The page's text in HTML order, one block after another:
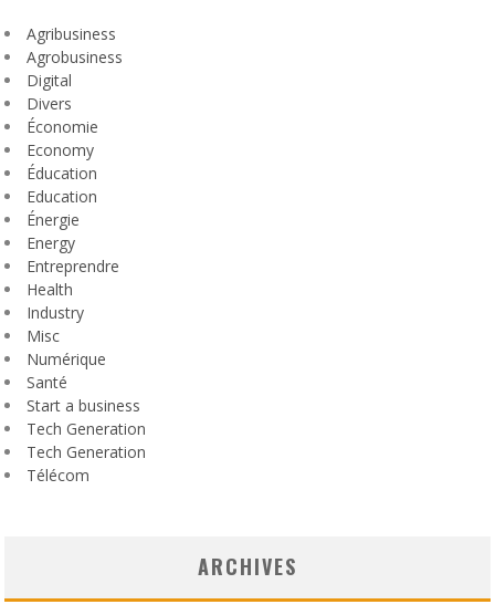
Agribusiness
Agrobusiness
Digital
Divers
Économie
Economy
Éducation
Education
Énergie
Energy
Entreprendre
Health
Industry
Misc
Numérique
Santé
Start a business
Tech Generation
Tech Generation
Télécom
ARCHIVES